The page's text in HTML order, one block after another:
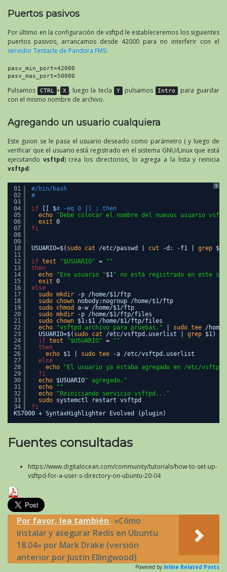
Puertos pasivos
Por último en la configuración de vsftpd le estableceremos los siguientes
puertos pasivos, arrancamos desde 42000 para no interferir con el
servidor Tentacle de Pandora FMS:
pasv_min_port=42000
pasv_max_port=50000
Pulsamos CTRL + X , luego la tecla Y pulsamos Intro
para guardar
con el mismo nombre de archivo.
Agregando un usuario cualquiera
Este guion se le pasa el usuario deseado como parámetro ( y luego de
verificar que el usuario está registrado en el sistema GNU/Linux que está
ejecutando vsftpd) crea los directorios, lo agrega a la lista y reinicia
vsftpd:
?
KS7000 + SyntaxHighlighter Evolved (plugin)
01
02
03
04
05
06
07
08
09
10
11
12
13
14
15
16
17
18
19
20
21
22
23
24
25
26
27
28
29
30
31
32
33
34
#/bin/bash
#
if
[[ $# -eq 0 ]] ; then
echo
'Debe colocar el nombre del nuevos usuario
exit 0
fi
USUARIO=$( sudo cat /etc/passwd cut -d: -f1 | grep $1)
if test "$USUARIO" =
""
then
echo
"Ese usuario "$1" no está registrado en este
exit 0
else
sudo mkdir -p /home/$1/ftp
sudo chown nobody:nogroup /home/$1/ftp
sudo chmod a-w /home/$1/ftp
sudo mkdir -p /home/$1/ftp/files
sudo chown $1:$1 /home/$1/ftp/files
echo
"vsftpd archivo para pruebas." sudo tee /home/
USUARIO=$( sudo cat /etc/vsftpd .userlist | grep $1)
if test "$USUARIO" =
""
then
echo $1 | sudo tee -a /etc/vsftpd .userlist
else
echo
"El usuario ya estaba agregado en /etc/
fi
echo $USUARIO" agregado."
echo
""
echo
"Reiniciando servicio vsftpd..."
sudo systemctl restart vsftpd
fi
Fuentes consultadas
https://www.digitalocean.com/community/tutorials/how-to-set-up-
vsftpd-for-a-user-s-directory-on-ubuntu-20-04
Por favor, lea también «Cómo
instalar y asegurar Redis en Ubuntu
18.04» por Mark Drake (versión
anterior por Justin Ellingwood)
Powered by Inline Related Posts